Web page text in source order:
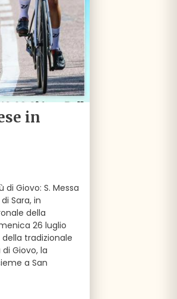
in
di Giovo: S. Messa
Sara, in
della
26 luglio
della tradizionale
Giovo, la
a San